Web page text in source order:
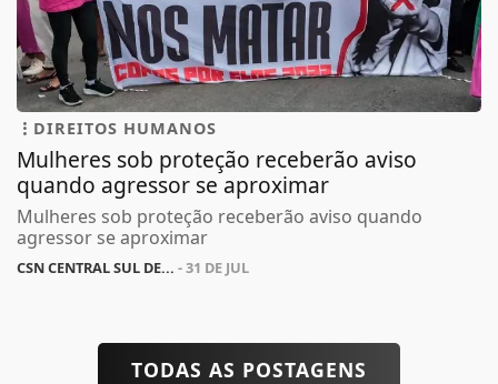
DIREITOS HUMANOS
Mulheres sob proteção receberão aviso
quando agressor se aproximar
Mulheres sob proteção receberão aviso quando
agressor se aproximar
CSN CENTRAL SUL DE... - 31 DE JUL
TODAS AS POSTAGENS